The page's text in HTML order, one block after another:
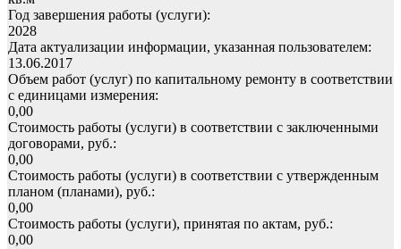
Год завершения работы (услуги):
2028
Дата актуализации информации, указанная пользователем:
13.06.2017
Объем работ (услуг) по капитальному ремонту в соответствии
с единицами измерения:
0,00
Стоимость работы (услуги) в соответствии с заключенными
договорами, руб.:
0,00
Стоимость работы (услуги) в соответствии с утвержденным
планом (планами), руб.:
0,00
Стоимость работы (услуги), принятая по актам, руб.:
0,00